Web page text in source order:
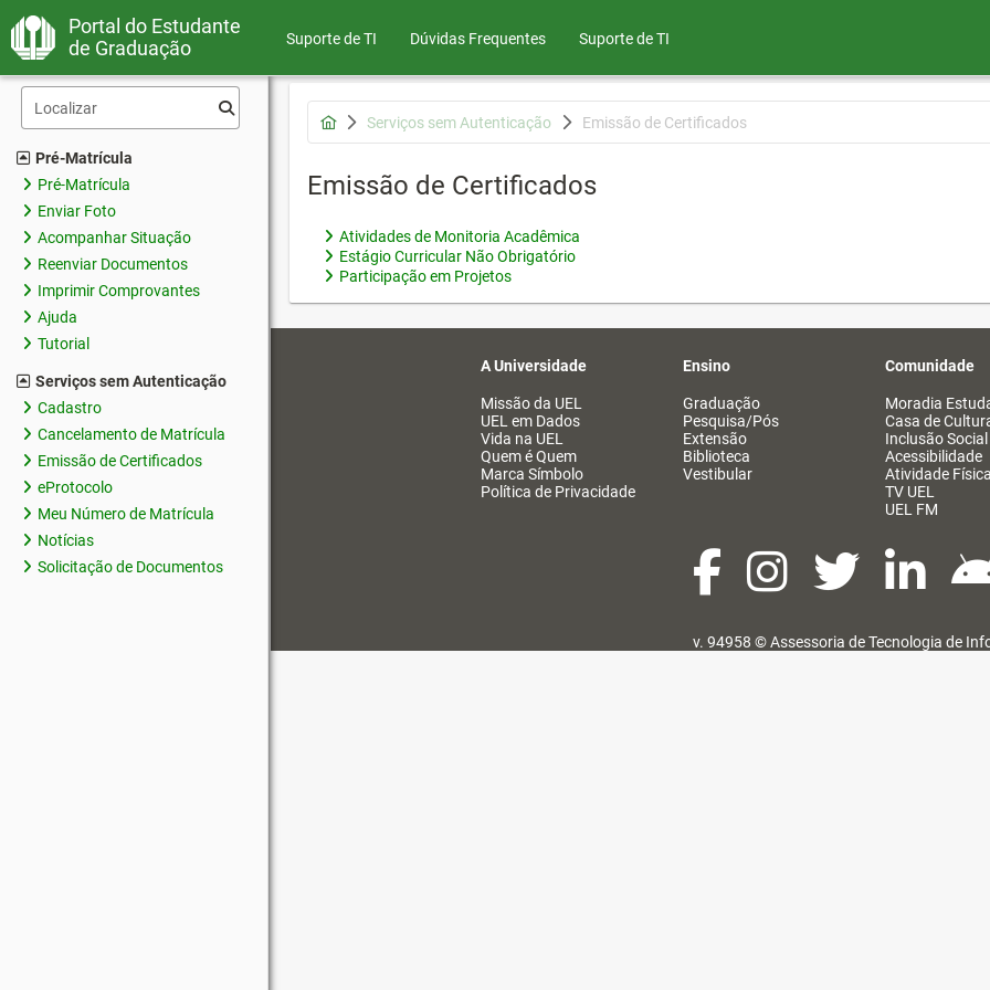
Portal do Estudante
de Graduação
Suporte de TI Dúvidas Frequentes Suporte de TI
Pré-Matrícula
Pré-Matrícula
Enviar Foto
Acompanhar Situação
Reenviar Documentos
Imprimir Comprovantes
Ajuda
Tutorial
Serviços sem Autenticação
Cadastro
Cancelamento de Matrícula
Emissão de Certificados
eProtocolo
Meu Número de Matrícula
Notícias
Solicitação de Documentos
Serviços sem Autenticação Emissão de Certificados
Emissão de Certificados
Atividades de Monitoria Acadêmica
Estágio Curricular Não Obrigatório
Participação em Projetos
A Universidade
Missão da UEL
UEL em Dados
Vida na UEL
Quem é Quem
Marca Símbolo
Política de Privacidade
Ensino
Graduação
Pesquisa/Pós
Extensão
Biblioteca
Vestibular
Comunidade
Moradia
Casa de
Inclusão Social
Acessibilidade
Atividade Física
TV UEL
UEL FM
v. 94958 ©Assessoria de Tecnologia de